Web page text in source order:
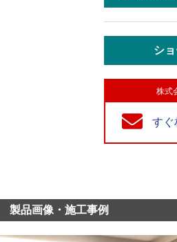
シ
株式
すぐ
製品画像・施工事例